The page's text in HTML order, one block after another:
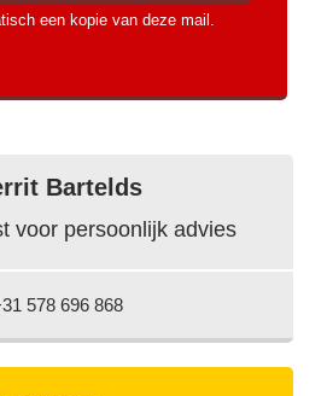
hoofd airbag(s) achter
een kopie van deze mail.
Bartelds
voor persoonlijk advies
578 696 868